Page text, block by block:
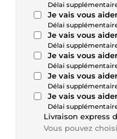
Délai
Je vais vous
Délai
Je vais vous
Délai
Je vais vous
Délai
Je vais vous
Délai
Je vais vous
Délai
Livraison express
Vous pouvez